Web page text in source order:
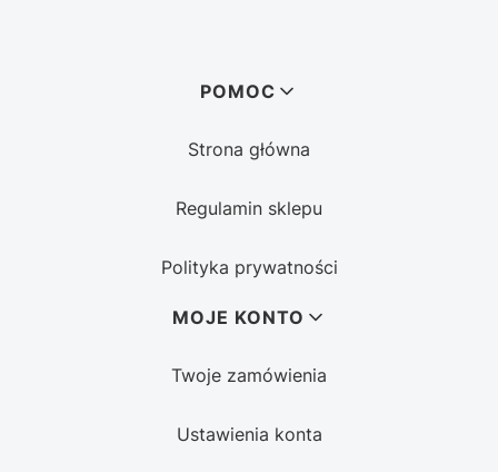
POMOC
Strona główna
Regulamin sklepu
Polityka prywatności
MOJE KONTO
Twoje zamówienia
Ustawienia konta